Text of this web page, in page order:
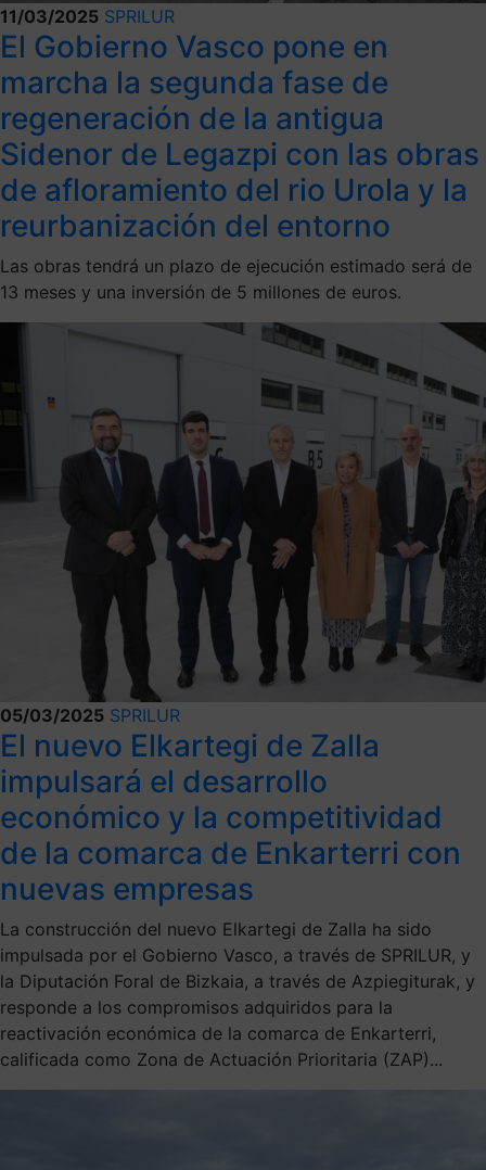
11/03/2025 SPRILUR
El Gobierno Vasco pone en
marcha la segunda fase de
regeneración de la antigua
Sidenor de Legazpi con las obras
de afloramiento del rio Urola y la
reurbanización del entorno
Las obras tendrá un plazo de ejecución estimado será de
13 meses y una inversión de 5 millones de euros.
05/03/2025 SPRILUR
El nuevo Elkartegi de Zalla
impulsará el desarrollo
económico y la competitividad
de la comarca de Enkarterri con
nuevas empresas
La construcción del nuevo Elkartegi de Zalla ha sido
impulsada por el Gobierno Vasco, a través de SPRILUR, y
la Diputación Foral de Bizkaia, a través de Azpiegiturak, y
responde a los compromisos adquiridos para la
reactivación económica de la comarca de Enkarterri,
calificada como Zona de Actuación Prioritaria (ZAP)...